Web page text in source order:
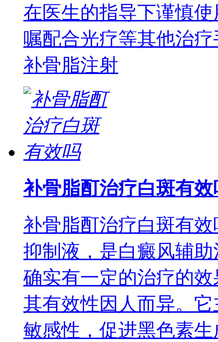
在医生的指导下谨慎
嘱配合光疗等其他治
补骨脂注射
补骨脂酊治疗白斑有效
补骨脂酊治疗白斑有
抑制液，是白癜风辅
确实有一定的治疗的
其有效性因人而异。
敏感性，促进黑色素